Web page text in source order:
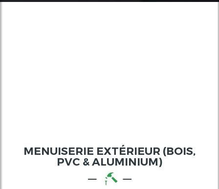
MENUISERIE EXTÉRIEUR (BOIS,
PVC & ALUMINIUM)